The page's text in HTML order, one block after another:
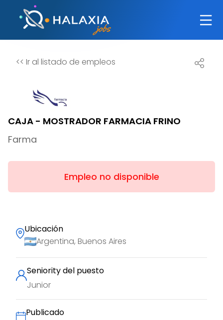
<< Ir al listado de empleos
CAJA - MOSTRADOR FARMACIA FRINO
Farma
Empleo no disponible
Ubicación
Argentina, Buenos Aires
Seniority del puesto
Junior
Publicado